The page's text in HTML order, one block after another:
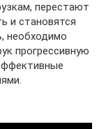
перестают
и становятся
необходимо
прогрессивную